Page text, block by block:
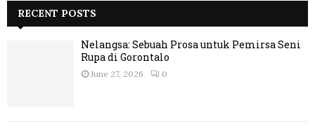
RECENT POSTS
Nelangsa: Sebuah Prosa untuk Pemirsa Seni
Rupa di Gorontalo
June 27, 2026 0